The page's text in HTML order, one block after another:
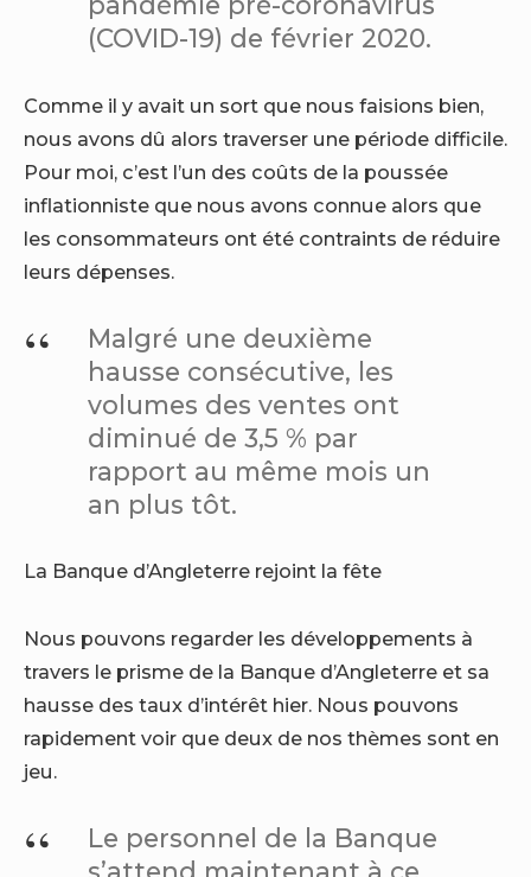
(COVID-19) de février 2020.
Comme il y avait un sort que nous faisions bien,
nous avons dû alors traverser une période difficile.
Pour moi, c’est l’un des coûts de la poussée
inflationniste que nous avons connue alors que
les consommateurs ont été contraints de réduire
leurs dépenses.
Malgré une deuxième
hausse consécutive, les
volumes des ventes ont
diminué de 3,5 % par
rapport au même mois un
an plus tôt.
La Banque d’Angleterre rejoint la fête
Nous pouvons regarder les développements à
travers le prisme de la Banque d’Angleterre et sa
hausse des taux d’intérêt hier. Nous pouvons
rapidement voir que deux de nos thèmes sont en
jeu.
Le personnel de la Banque